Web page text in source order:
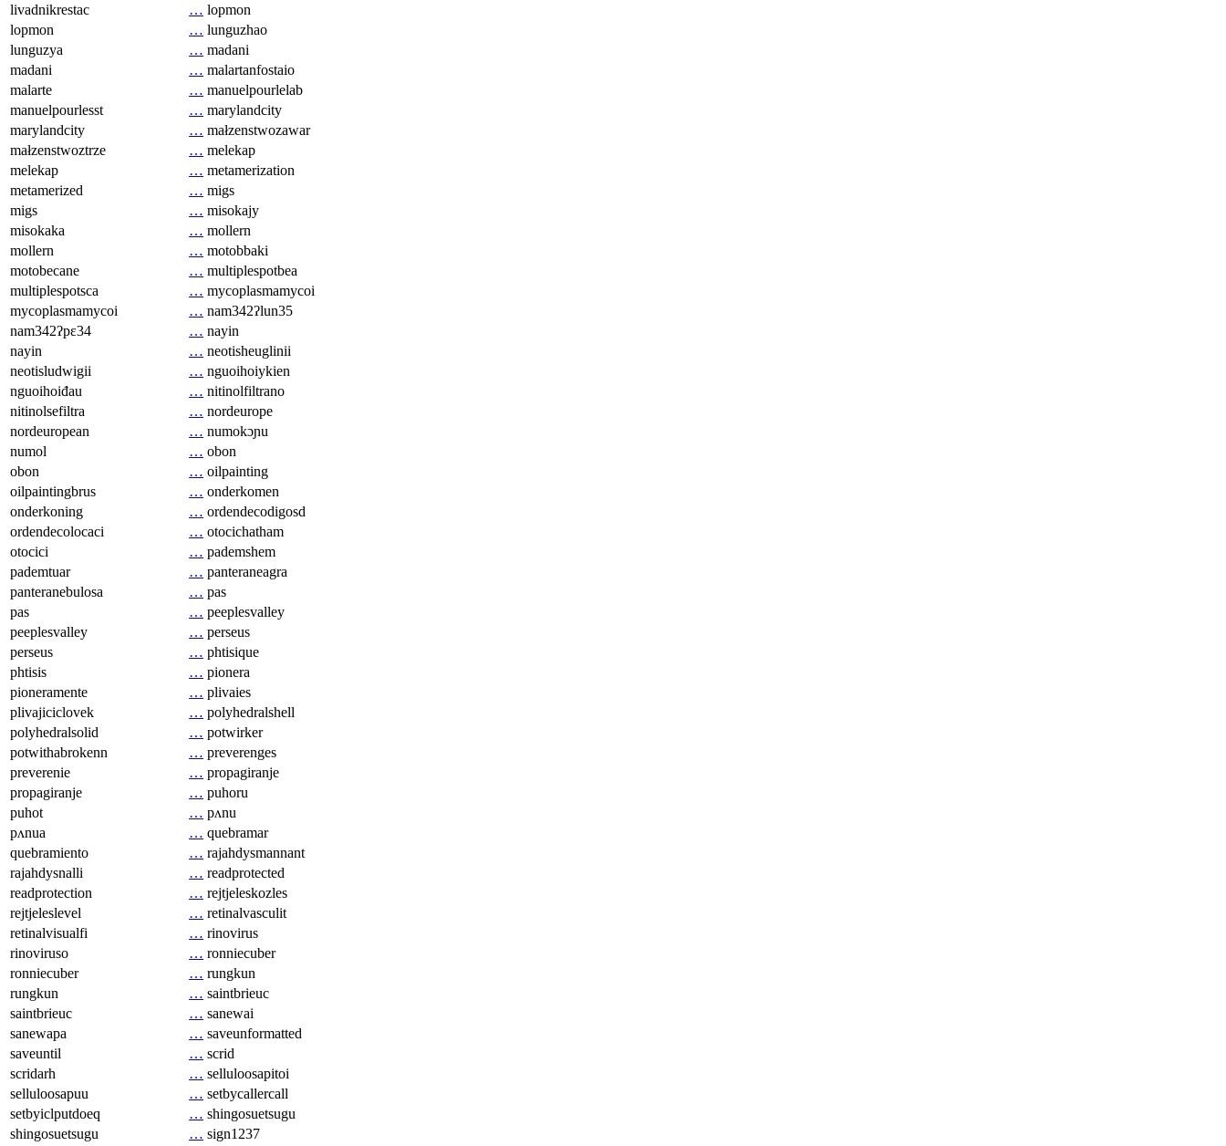
livadnikrestac
… lopmon
lopmon
… lunguzhao
lunguzya
… madani
madani
… malartanfostaio
malarte
… manuelpourlelab
manuelpourlesst
… marylandcity
marylandcity
… małzenstwozawar
małzenstwoztrze
… melekap
melekap
… metamerization
metamerized
… migs
migs
… misokajy
misokaka
… mollern
mollern
… motobbaki
motobecane
… multiplespotbea
multiplespotsca
… mycoplasmamycoi
mycoplasmamycoi
… nam342ʔlun35
nam342ʔpɛ34
… nayin
nayin
… neotisheuglinii
neotisludwigii
… nguoihoiykien
nguoihoiđau
… nitinolfiltrano
nitinolsefiltra
… nordeurope
nordeuropean
… numokɔɲu
numol
… obon
obon
… oilpainting
oilpaintingbrus
… onderkomen
onderkoning
… ordendecodigosd
ordendecolocaci
… otocichatham
otocici
… pademshem
pademtuar
… panteraneagra
panteranebulosa
… pas
pas
… peeplesvalley
peeplesvalley
… perseus
perseus
… phtisique
phtisis
… pionera
pioneramente
… plivaies
plivajiciclovek
… polyhedralshell
polyhedralsolid
… potwirker
potwithabrokenn
… preverenges
preverenie
… propagiranje
propagiranje
… puhoru
puhot
… pʌnu
pʌnua
… quebramar
quebramiento
… rajahdysmannant
rajahdysnalli
… readprotected
readprotection
… rejtjeleskozles
rejtjeleslevel
… retinalvasculit
retinalvisualfi
… rinovirus
rinoviruso
… ronniecuber
ronniecuber
… rungkun
rungkun
… saintbrieuc
saintbrieuc
… sanewai
sanewapa
… saveunformatted
saveuntil
… scrid
scridarh
… selluloosapitoi
selluloosapuu
… setbycallercall
setbyiclputdoeq
… shingosuetsugu
shingosuetsugu
… sign1237